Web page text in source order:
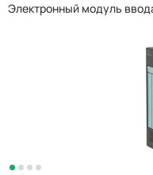
Электронный модуль